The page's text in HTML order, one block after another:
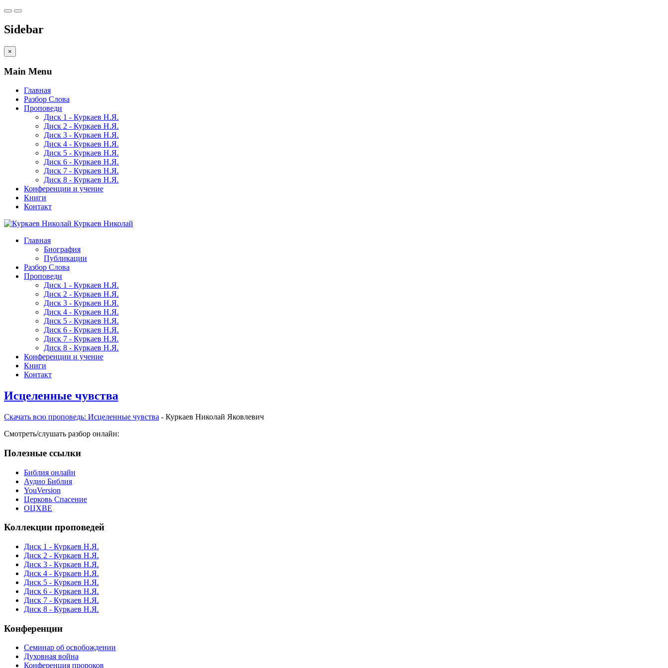
Sidebar
×
Main Menu
Главная
Разбор Слова
Проповеди
Диск 1 - Куркаев Н.Я.
Диск 2 - Куркаев Н.Я.
Диск 3 - Куркаев Н.Я.
Диск 4 - Куркаев Н.Я.
Диск 5 - Куркаев Н.Я.
Диск 6 - Куркаев Н.Я.
Диск 7 - Куркаев Н.Я.
Диск 8 - Куркаев Н.Я.
Конференции и учение
Книги
Контакт
Куркаев Николай
Главная
Биография
Публикации
Разбор Слова
Проповеди
Диск 1 - Куркаев Н.Я.
Диск 2 - Куркаев Н.Я.
Диск 3 - Куркаев Н.Я.
Диск 4 - Куркаев Н.Я.
Диск 5 - Куркаев Н.Я.
Диск 6 - Куркаев Н.Я.
Диск 7 - Куркаев Н.Я.
Диск 8 - Куркаев Н.Я.
Конференции и учение
Книги
Контакт
Исцеленные чувства
Скачать вcю проповедь: Исцеленные чувства - Куркаев Николай Яковлевич
Смотреть/слушать разбор онлайн:
Полезные ссылки
Библия онлайн
Аудио Библия
YouVersion
Церковь Спасение
ОЦХВЕ
Коллекции проповедей
Диск 1 - Куркаев Н.Я.
Диск 2 - Куркаев Н.Я.
Диск 3 - Куркаев Н.Я.
Диск 4 - Куркаев Н.Я.
Диск 5 - Куркаев Н.Я.
Диск 6 - Куркаев Н.Я.
Диск 7 - Куркаев Н.Я.
Диск 8 - Куркаев Н.Я.
Конференции
Семинар об освобождении
Духовная война
Конференция пророков